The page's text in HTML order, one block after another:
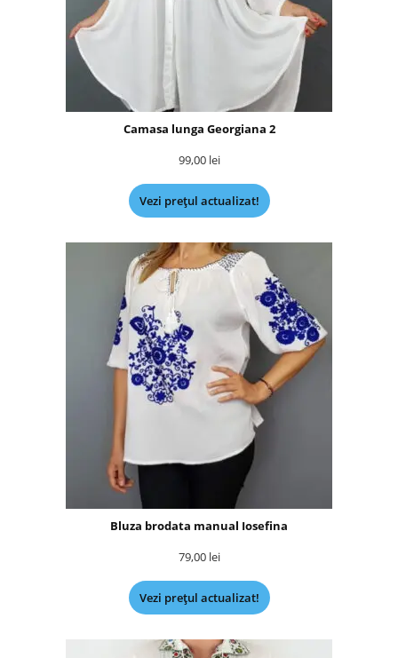
Camasa lunga Georgiana 2
99,00 lei
Vezi prețul actualizat!
Bluza brodata manual Iosefina
79,00 lei
Vezi prețul actualizat!